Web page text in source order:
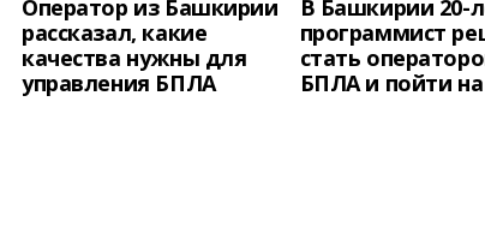
Оператор из Башкирии
рассказал, какие
качества нужны для
управления БПЛА
В Башкирии 20-
программист
стать
БПЛА и пойти